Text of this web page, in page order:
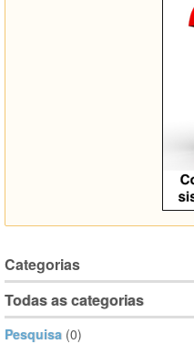
Categorias
Todas as categorias
Pesquisa (0)